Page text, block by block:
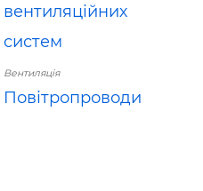
вентиляційних
систем
Вентиляція
Повітропроводи